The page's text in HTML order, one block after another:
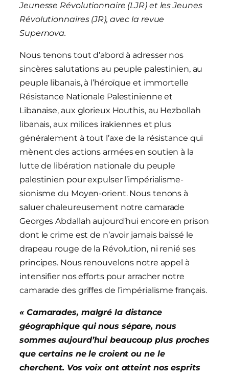
Jeunesse Révolutionnaire (LJR) et les Jeunes
Révolutionnaires (JR), avec la revue
Supernova.
Nous tenons tout d’abord à adresser nos
sincères salutations au peuple palestinien, au
peuple libanais, à l’héroïque et immortelle
Résistance Nationale Palestinienne et
Libanaise, aux glorieux Houthis, au Hezbollah
libanais, aux milices irakiennes et plus
généralement à tout l’axe de la résistance qui
mènent des actions armées en soutien à la
lutte de libération nationale du peuple
palestinien pour expulser l’impérialisme-
sionisme du Moyen-orient. Nous tenons à
saluer chaleureusement notre camarade
Georges Abdallah aujourd’hui encore en prison
dont le crime est de n’avoir jamais baissé le
drapeau rouge de la Révolution, ni renié ses
principes. Nous renouvelons notre appel à
intensifier nos efforts pour arracher notre
camarade des griffes de l’impérialisme français.
« Camarades, malgré la distance
géographique qui nous sépare, nous
sommes aujourd’hui beaucoup plus proches
que certains ne le croient ou ne le
cherchent. Vos voix ont atteint nos esprits